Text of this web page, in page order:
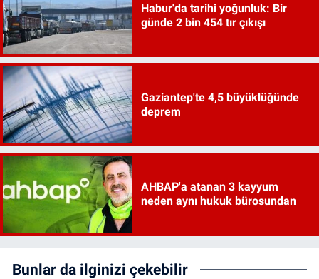
Habur'da tarihi yoğunluk: Bir
günde 2 bin 454 tır çıkışı
Gaziantep'te 4,5 büyüklüğünde
deprem
AHBAP'a atanan 3 kayyum
neden aynı hukuk bürosundan
Bunlar da ilginizi çekebilir